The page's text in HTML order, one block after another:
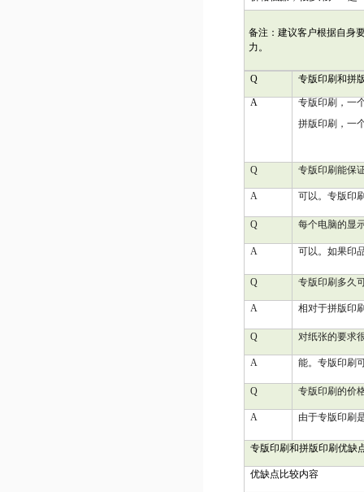
备注：建议客户根据自身
力。
Q 专版印刷和拼
A
专版印刷，一
拼版印刷，一
Q 专版印刷能保
A 可以。专版印
Q 每个电脑的显
A 可以。如果印
Q 专版印刷多久
A 相对于拼版印
Q 对纸张的要求
A 能。专版印刷
Q 专版印刷的价
A 由于专版印刷
专版印刷和拼版印刷优缺
优缺点比较内容